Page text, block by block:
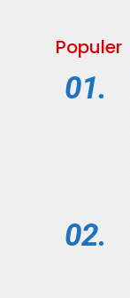
Populer
01.
02.